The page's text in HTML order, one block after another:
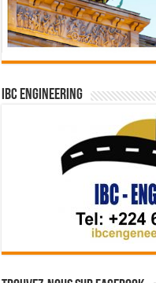
IBC Engineering